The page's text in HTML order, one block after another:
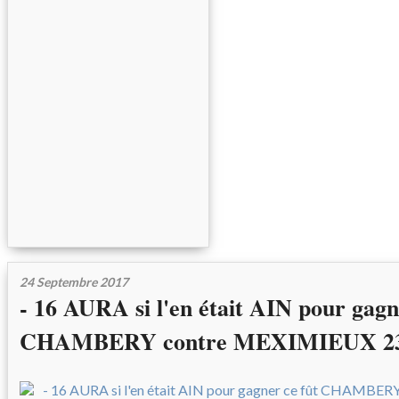
24 Septembre 2017
- 16 AURA si l'en était AIN pour
CHAMBERY contre MEXIMIEUX